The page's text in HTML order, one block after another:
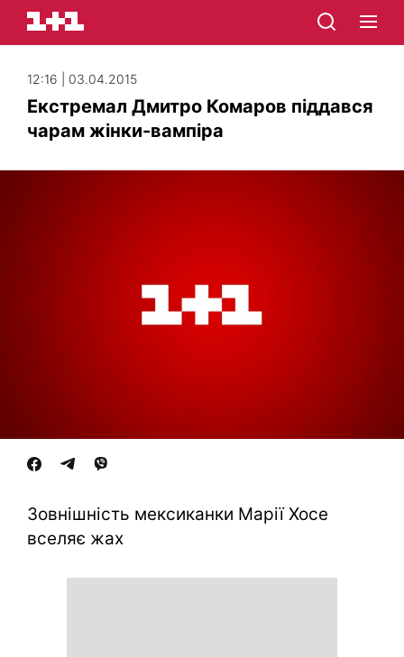
12:16 | 03.04.2015
Екстремал Дмитро Комаров піддався
чарам жінки-вампіра
Зовнішність мексиканки Марії Хосе
вселяє жах